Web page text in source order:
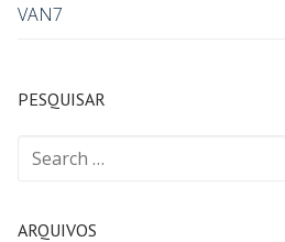
VAN7
PESQUISAR
ARQUIVOS